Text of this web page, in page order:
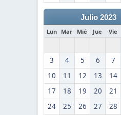
Julio 2023
Lun Mar Mié Jue Vie
3
4 5 6 7
10
11 12 13 14
17
18 19 20 21
24
25 26 27 28